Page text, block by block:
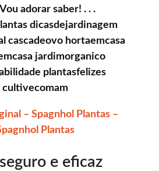
adorar saber! . . .
dicasdejardinagem
cascadeovo hortaemcasa
jardimorganico
plantasfelizes
cultivecomam
– Spagnhol Plantas –
Plantas
e eficaz